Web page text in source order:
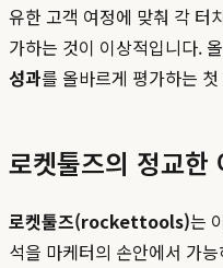
유한 고객 여정에 맞춰 각 터
가하는 것이 이상적입니다.
성과를 올바르게 평가하는
로켓툴즈의 정교한
로켓툴즈(rockettools)는
석을 마케터의 손안에서 가